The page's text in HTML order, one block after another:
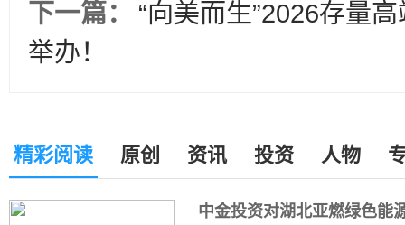
下一篇：
“向美而生”2026存量
举办！
精彩阅读 原创 资讯 投资 人物
中金投资对湖北亚燃绿色能